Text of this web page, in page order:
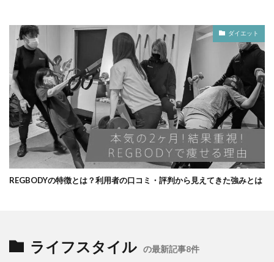
ダイエット
REGBODYの特徴とは？利用者の口コミ・評判から見えてきた強みとは
ライフスタイル の最新記事8件